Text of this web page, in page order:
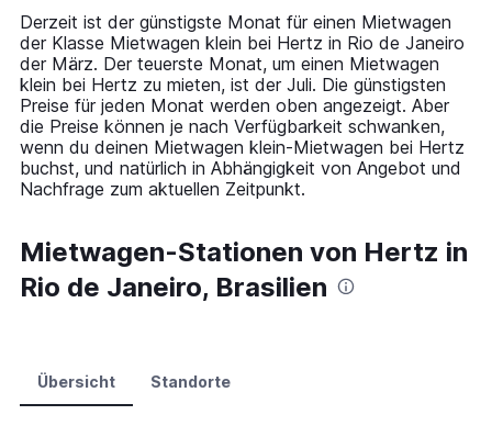
14
categories.
The
chart
has
1
Y
axis
displaying
values.
0
to
60.
Derzeit ist der günstigste Monat für einen Mietwagen
der Klasse Mietwagen klein bei Hertz in Rio de Janeiro
der März. Der teuerste Monat, um einen Mietwagen
klein bei Hertz zu mieten, ist der Juli. Die günstigsten
Preise für jeden Monat werden oben angezeigt. Aber
die Preise können je nach Verfügbarkeit schwanken,
wenn du deinen Mietwagen klein-Mietwagen bei Hertz
buchst, und natürlich in Abhängigkeit von Angebot und
Nachfrage zum aktuellen Zeitpunkt.
Mietwagen-Stationen von Hertz in
Rio de Janeiro, Brasilien
Übersicht Standorte